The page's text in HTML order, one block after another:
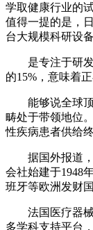
学取健康行业的
值得一提的是，
台大规模科研设
是专注于研发
的15%，意味着
能够说全球顶
畴处于带领地位
性疾病患者供给
据国外报道，
会社始建于1948
班牙等欧洲发财
法国医疗器械
多学科支持平台